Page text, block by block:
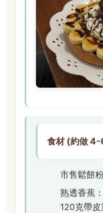
食材 (約做 4-
市售鬆餅
熟透香蕉
120克帶皮